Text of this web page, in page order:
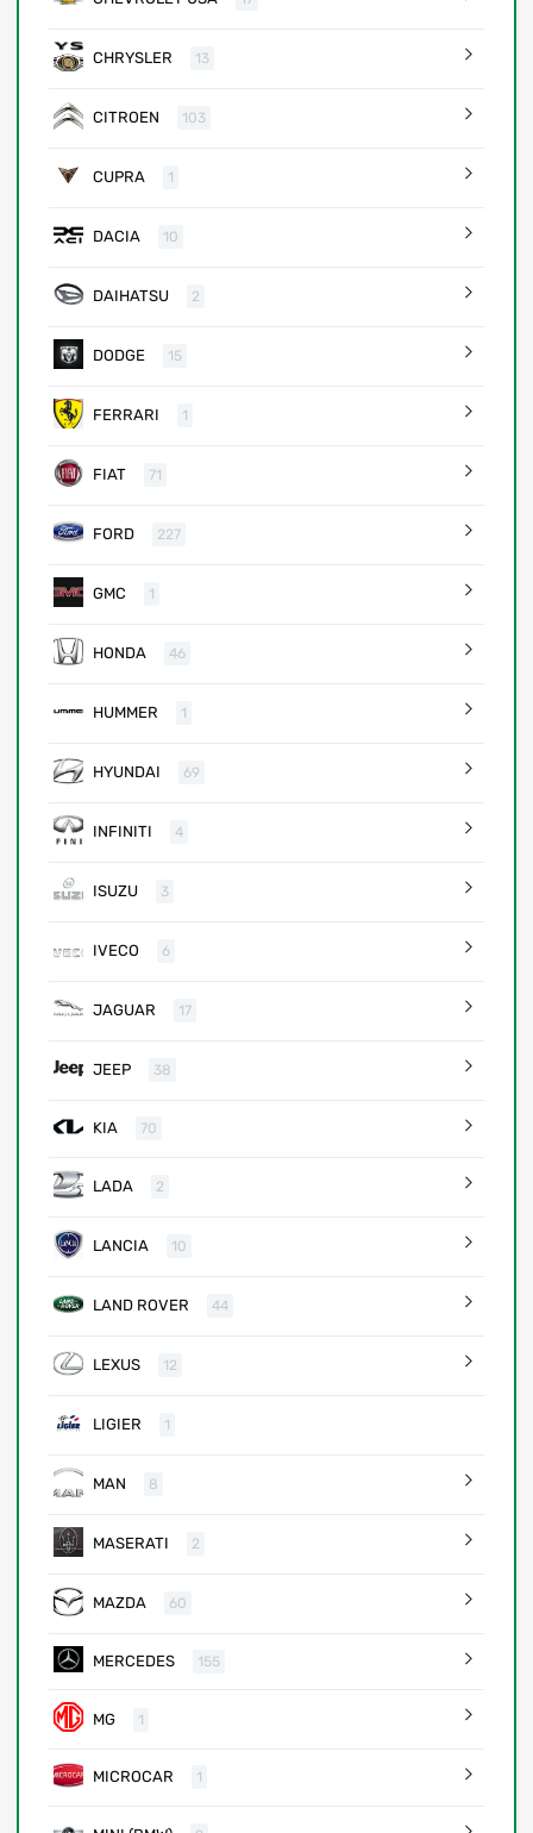
CHRYSLER 13
CITROEN 103
CUPRA 1
DACIA 10
DAIHATSU 2
DODGE 15
FERRARI 1
FIAT 71
FORD 227
GMC 1
HONDA 46
HUMMER 1
HYUNDAI 69
INFINITI 4
ISUZU 3
IVECO 6
JAGUAR 17
JEEP 38
KIA 70
LADA 2
LANCIA 10
LAND ROVER 44
LEXUS 12
LIGIER 1
MAN 8
MASERATI 2
MAZDA 60
MERCEDES 155
MG 1
MICROCAR 1